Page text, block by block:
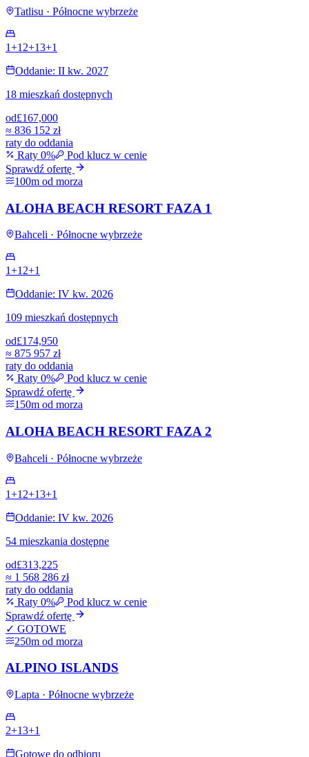
Tatlisu · Północne wybrzeże
1+1 2+13+1
Oddanie: II kw. 2027
18 mieszkań dostępnych
od£167,000
≈ 836 152 zł
raty do oddania
Raty 0%
Pod klucz w cenie
Sprawdź ofertę
100m od morza
ALOHA BEACH RESORT FAZA 1
Bahceli · Północne wybrzeże
1+1 2+1
Oddanie: IV kw. 2026
109 mieszkań dostępnych
od£174,950
≈ 875 957 zł
raty do oddania
Raty 0%
Pod klucz w cenie
Sprawdź ofertę
150m od morza
ALOHA BEACH RESORT FAZA 2
Bahceli · Północne wybrzeże
1+1 2+13+1
Oddanie: IV kw. 2026
54 mieszkania dostępne
od£313,225
≈ 1 568 286 zł
raty do oddania
Raty 0%
Pod klucz w cenie
Sprawdź ofertę
✓ GOTOWE
250m od morza
ALPINO ISLANDS
Lapta · Północne wybrzeże
2+13+1
Gotowe do odbioru